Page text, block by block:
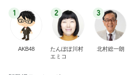
1
AKB48
2
たんぽぽ川村
エミコ
3
北村総一朗